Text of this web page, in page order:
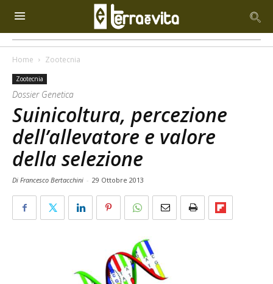
Home Zootecnia
Zootecnia
Dossier Genetica
Suinicoltura, percezione
dell’allevatore e valore
della selezione
Di Francesco Bertacchini - 29 Ottobre 2013